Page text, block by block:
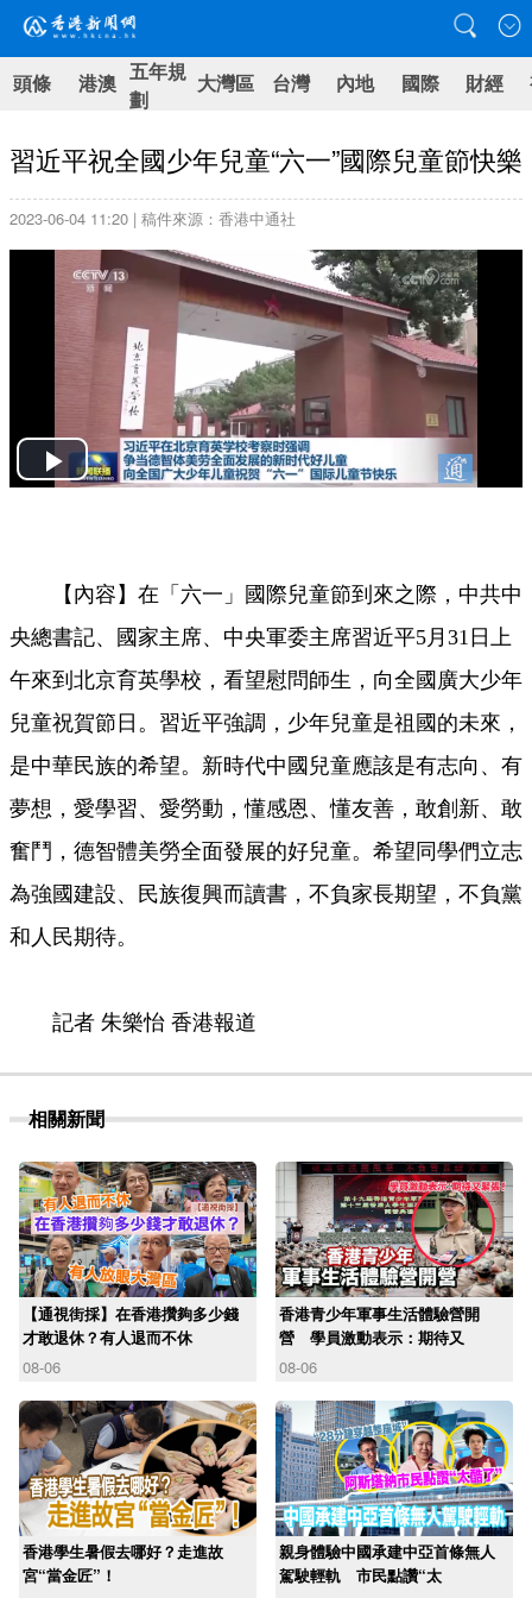
頭條 港澳 五年規
劃
大灣區 台灣 內地 國際 財經
習近平祝全國少年兒童“六一”國際兒童節快樂
2023-06-04 11:20 | 稿件來源：香港中通社
Play
【內容】在「六一」國際兒童節到來之際，中共中
央總書記、國家主席、中央軍委主席習近平5月31日上
午來到北京育英學校，看望慰問師生，向全國廣大少年
兒童祝賀節日。習近平強調，少年兒童是祖國的未來，
是中華民族的希望。新時代中國兒童應該是有志向、有
夢想，愛學習、愛勞動，懂感恩、懂友善，敢創新、敢
奮鬥，德智體美勞全面發展的好兒童。希望同學們立志
為強國建設、民族復興而讀書，不負家長期望，不負黨
和人民期待。
記者 朱樂怡 香港報道
相關新聞
【通視街採】在香港攢夠多少錢
才敢退休？有人退而不休
08-06
香港青少年軍事生活體驗營開
營 學員激動表示：期待又
08-06
香港學生暑假去哪好？走進故
宮“當金匠”！
親身體驗中國承建中亞首條無人
駕駛輕軌 市民點讚“太